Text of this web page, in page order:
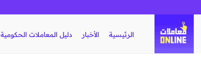
الرئيسية الأخبار دليل المعاملات الحكومية